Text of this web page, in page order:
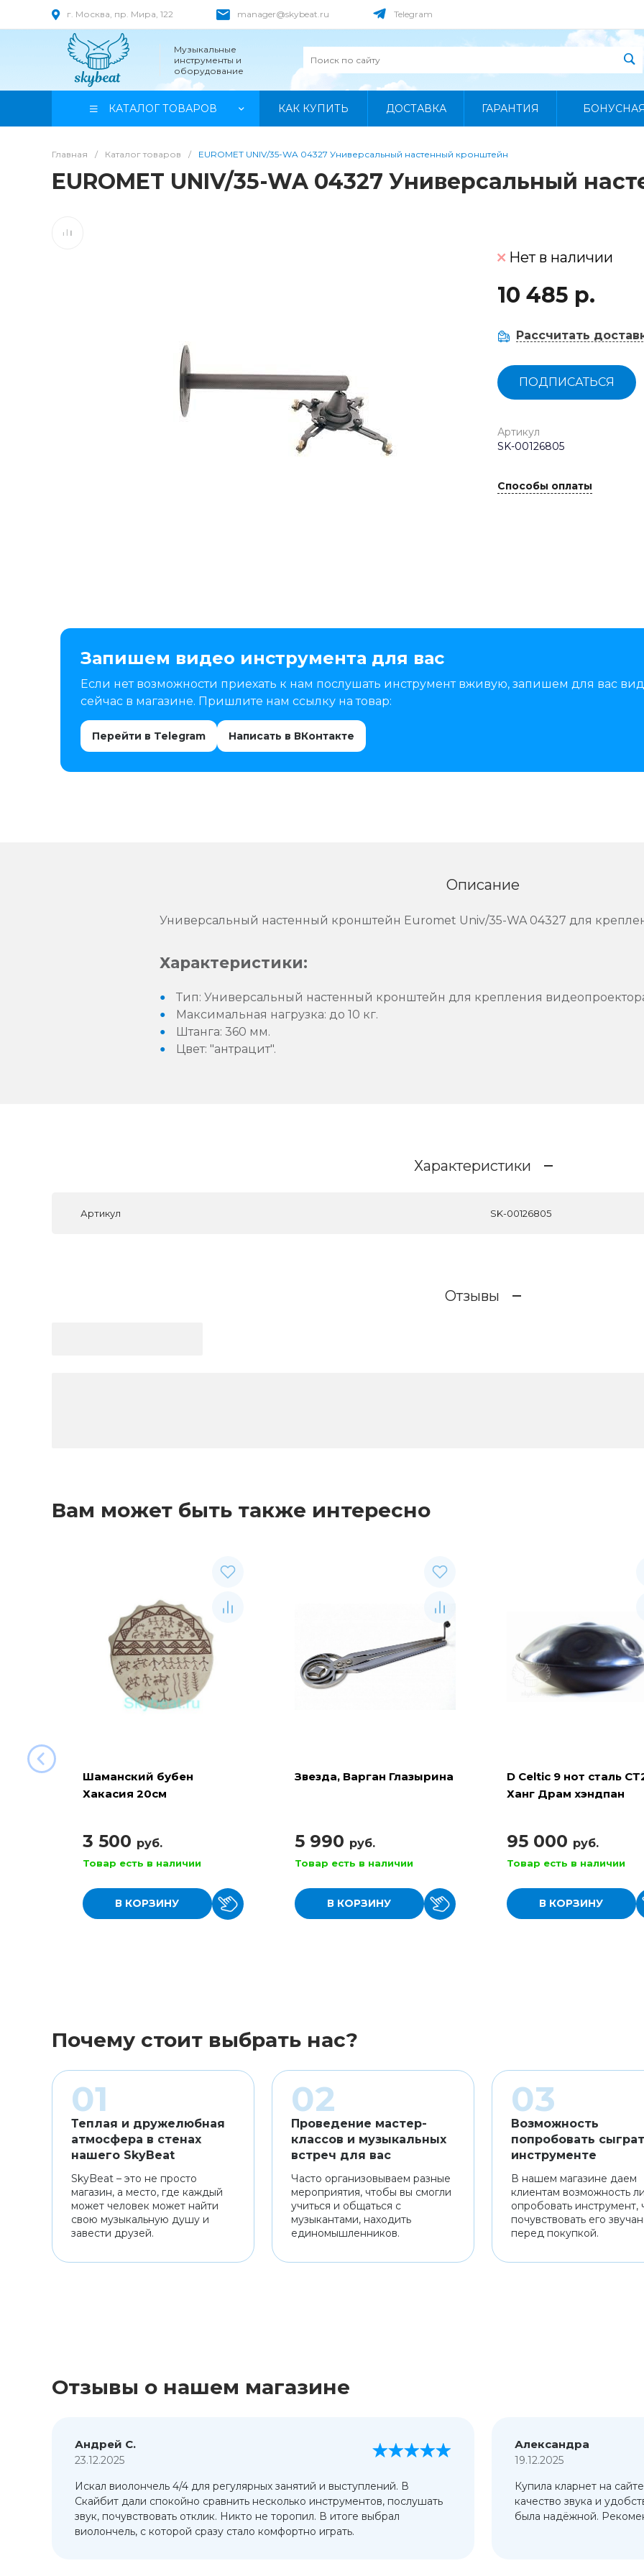
г. Москва, пр. Мира, 122 manager@skybeat.ru Telegram
Музыкальные
инструменты и
оборудование
КАТАЛОГ ТОВАРОВ КАК КУПИТЬ ДОСТАВКА ГАРАНТИЯ
Главная / Каталог товаров / EUROMET UNIV/35-WA 04327 Универсальный настенный кронштейн
EUROMET UNIV/35-WA 04327 Универсальный
Нет в наличии
10 485 р.
Рассчитать
ПОДПИСАТЬСЯ
Артикул
SK-00126805
Способы оплаты
Запишем видео инструмента для вас
Если нет возможности приехать к нам послушать инструмент вживую, запишем для вас
сейчас в магазине. Пришлите нам ссылку на товар:
Перейти в Telegram Написать в ВКонтакте
Описание
Универсальный настенный кронштейн Euromet Univ/35-WA 04327 для
Характеристики:
Тип: Универсальный настенный кронштейн для крепления
Максимальная нагрузка: до 10 кг.
Штанга: 360 мм.
Цвет: "антрацит".
Характеристики
Артикул SK-00126805
Отзывы
Вам может быть также интересно
Шаманский бубен
Хакасия 20см
3 500 руб.
Товар есть в наличии
В КОРЗИНУ
Звезда, Варган Глазырина
5 990 руб.
Товар есть в наличии
В КОРЗИНУ
D Celtic 9 нот сталь
Ханг Драм хэндпан
95 000 руб.
Товар есть в наличии
В КОРЗИНУ
Почему стоит выбрать нас?
Теплая и дружелюбная
атмосфера в стенах
нашего SkyBeat
SkyBeat – это не просто
магазин, а место, где каждый
может человек может найти
свою музыкальную душу и
завести друзей.
Проведение мастер-
классов и музыкальных
встреч для вас
Часто организовываем разные
мероприятия, чтобы вы смогли
учиться и общаться с
музыкантами, находить
единомышленников.
Возможность
попробовать
инструменте
В нашем магазине даем
клиентам возможность
опробовать инструмент,
почувствовать его
перед покупкой.
Отзывы о нашем магазине
Андрей С.
23.12.2025
Искал виолончель 4/4 для регулярных занятий и выступлений. В
Скайбит дали спокойно сравнить несколько инструментов, послушать
звук, почувствовать отклик. Никто не торопил. В итоге выбрал
виолончель, с которой сразу стало комфортно играть.
Александра
19.12.2025
Купила кларнет на
качество звука и
была надёжной.